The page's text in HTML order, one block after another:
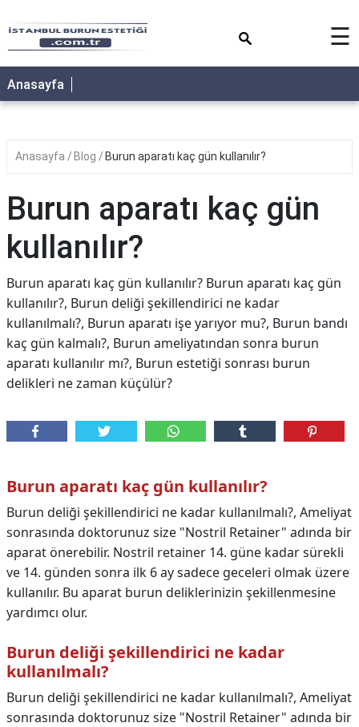
☰
Anasayfa
Anasayfa Blog Burun aparatı kaç gün kullanılır?
Burun aparatı kaç gün
kullanılır?
Burun aparatı kaç gün kullanılır? Burun aparatı kaç gün
kullanılır?, Burun deliği şekillendirici ne kadar
kullanılmalı?, Burun aparatı işe yarıyor mu?, Burun bandı
kaç gün kalmalı?, Burun ameliyatından sonra burun
aparatı kullanılır mı?, Burun estetiği sonrası burun
delikleri ne zaman küçülür?
Burun aparatı kaç gün kullanılır?
Burun deliği şekillendirici ne kadar kullanılmalı?, Ameliyat
sonrasında doktorunuz size "Nostril Retainer" adında bir
aparat önerebilir. Nostril retainer 14. güne kadar sürekli
ve 14. günden sonra ilk 6 ay sadece geceleri olmak üzere
kullanılır. Bu aparat burun deliklerinizin şekillenmesine
yardımcı olur.
Burun deliği şekillendirici ne kadar
kullanılmalı?
Burun deliği şekillendirici ne kadar kullanılmalı?, Ameliyat
sonrasında doktorunuz size "Nostril Retainer" adında bir